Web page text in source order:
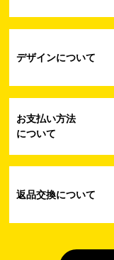
受発注業務
会員管理業務
（開示対象個人情
（開示対象個人情
デザインについて
お支払い方法
について
返品交換について